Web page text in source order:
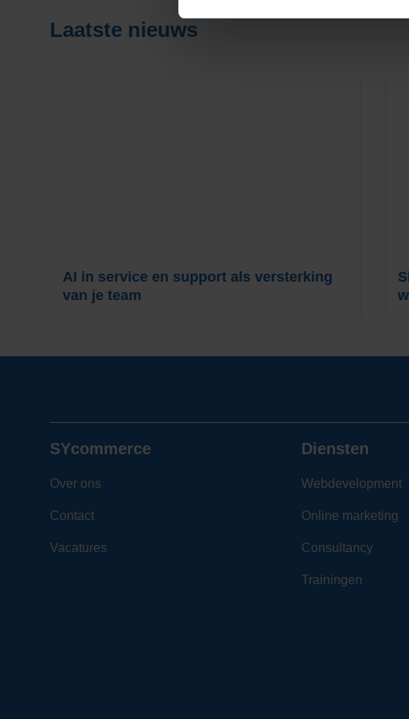
Laatste nieuws
AI in service en support als versterking
van je team
SYcommerce
Over ons
Contact
Vacatures
Diensten
Webdevelopment
Online marketing
Consultancy
Trainingen